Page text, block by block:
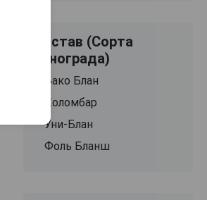
Состав (Сорта
винограда)
Бако Блан
Коломбар
Уни-Блан
Фоль Бланш